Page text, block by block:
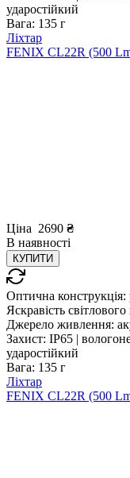
ударостійкий
Вага: 135 г
Ліхтар
FENIX CL22R (500
Ціна 2690 ₴
В наявності
КУПИТИ
Оптична конструкція:
Яскравість
Джерело живлення:
Захист: IP65 |
ударостійкий
Вага: 135 г
Ліхтар
FENIX CL22R (500